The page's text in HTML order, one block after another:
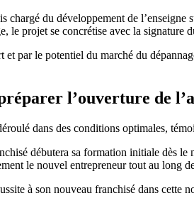
du développement de
le projet se concrétise avec la
par le potentiel du marché du
l’ouverture de
dans des conditions optimales,
débutera sa formation initiale dès
le nouvel entrepreneur tout au
à son nouveau franchisé dans cette